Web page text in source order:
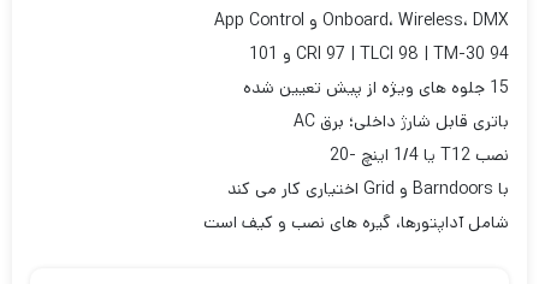
Onboard، Wireless، DMX و App Control
CRI 97 | TLCI 98 | TM-30 94 و 101
15 جلوه های ویژه از پیش تعیین شده
باتری قابل شارژ داخلی؛ برق AC
نصب T12 یا 1/4 اینچ -20
با Barndoors و Grid اختیاری کار می کند
شامل آداپتورها، گیره های نصب و کیف است